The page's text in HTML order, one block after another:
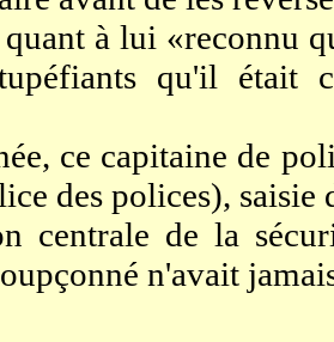
à lui «reconnu
qu'il était
ce capitaine de
des polices),
centrale de la
n'avait